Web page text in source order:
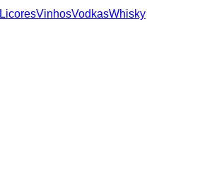
LicoresVinhosVodkasWhisky